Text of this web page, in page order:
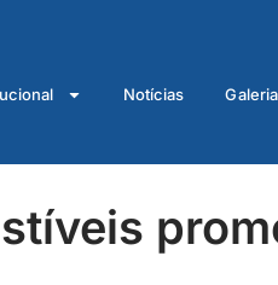
Notícias Galeria